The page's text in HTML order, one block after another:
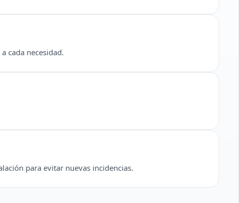
cada necesidad.
para evitar nuevas incidencias.